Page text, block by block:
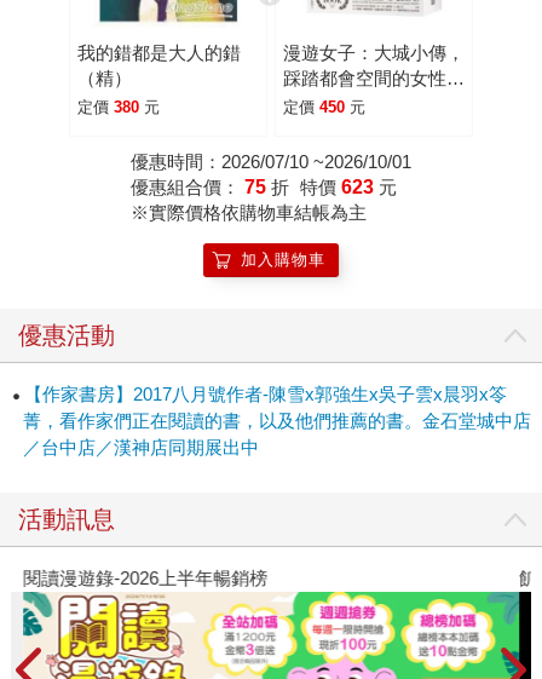
我的錯都是大人的錯
（精）
定價 380 元
漫遊女子：大城小傳，
踩踏都會空間的女性身
姿
定價 450 元
優惠時間：2026/07/10 ~2026/10/01
優惠組合價： 75 折 特價 623 元
※實際價格依購物車結帳為主
加入購物車
優惠活動
【作家書房】2017八月號作者-陳雪x郭強生x吳子雲x晨羽x笭
菁，看作家們正在閱讀的書，以及他們推薦的書。金石堂城中店
／台中店／漢神店同期展出中
活動訊息
閱讀漫遊錄-2026上半年暢銷榜 飢